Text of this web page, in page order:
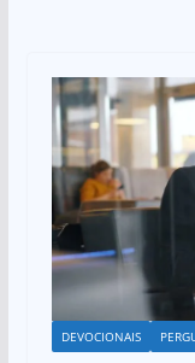
DEVOCIONAIS